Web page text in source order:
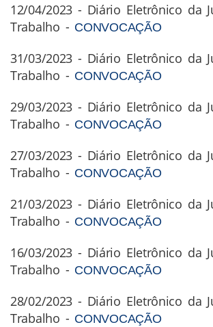
12/04/2023 - Diário Eletrônico da
Trabalho - CONVOCAÇÃO
31/03/2023 - Diário Eletrônico da
Trabalho - CONVOCAÇÃO
29/03/2023 - Diário Eletrônico da
Trabalho - CONVOCAÇÃO
27/03/2023 - Diário Eletrônico da
Trabalho - CONVOCAÇÃO
21/03/2023 - Diário Eletrônico da
Trabalho - CONVOCAÇÃO
16/03/2023 - Diário Eletrônico da
Trabalho - CONVOCAÇÃO
28/02/2023 - Diário Eletrônico da
Trabalho - CONVOCAÇÃO